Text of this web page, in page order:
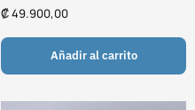
₡49.900,00
Añadir al carrito